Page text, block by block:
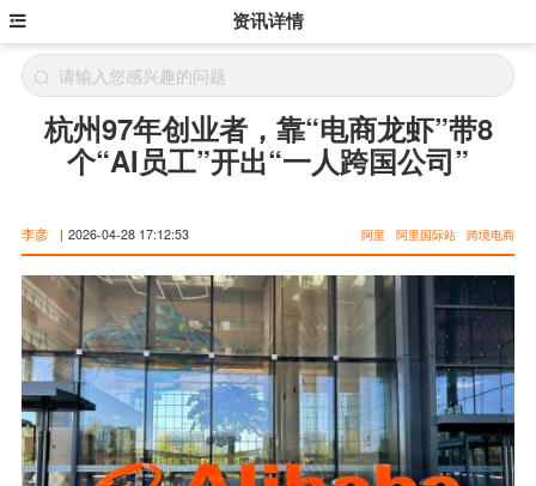
资讯详情
杭州97年创业者，靠“电商龙虾”带8
个“AI员工”开出“一人跨国公司”
李彦 | 2026-04-28 17:12:53 阿里 阿里国际站 跨境电商